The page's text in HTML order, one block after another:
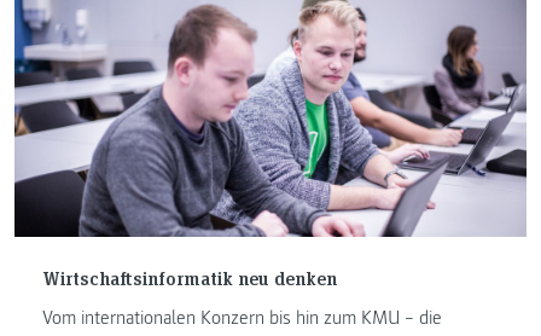
Wirtschaftsinformatik neu denken
Vom internationalen Konzern bis hin zum KMU – die